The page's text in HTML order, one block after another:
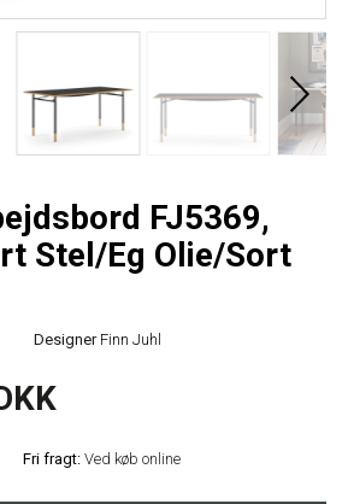
FJ5369,
Stel/Eg Olie/Sort
Designer Finn Juhl
Fri fragt: Ved køb online